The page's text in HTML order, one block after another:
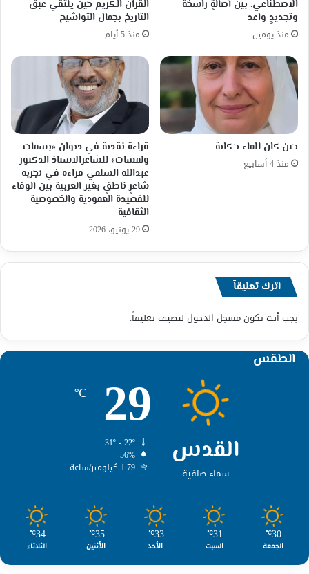
الاصطناعي: بين أصالةٍ راسخة
وتجديدٍ واعد
منذ يومين
القرآن الكريم حين يلتقي عبق
التاريخ بجمال التواشيح
منذ 5 أيام
حين كان للماء حكاية
منذ 4 أسابيع
قراءة نقدية في ديوان «بسمات
ولمسات» للشاعرالاستاذ الدكتور
عبدالله السلمي قراءة في تجربة
شاعرٍ ناطقٍ بغير العربية بين الوفاء
للقصيدة العمودية والخصوصية
الثقافية
29 يونيو، 2026
اترك تعليقاً
يجب أنت تكونمسجل الدخول لتضيف تعليقاً.
الطقس
القدس
سماء صافية
29
℃
56%
1.79 كيلومتر/ساعة
30
℃
الجمعة
31
℃
السبت
33
℃
الأحد
35
℃
الأثنين
34
℃
الثلاثاء